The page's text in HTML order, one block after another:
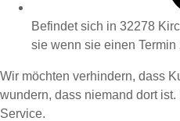
Befindet sich in 32278
sie wenn sie einen
Wir möchten verhindern, dass
wundern, dass niemand dort
Service.